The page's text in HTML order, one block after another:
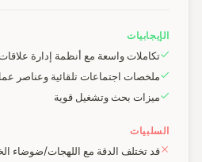
الإيجابيات
تكاملات واسعة مع أنظمة إدارة علاقات
ملخصات اجتماعات تلقائية وعناصر
ميزات بحث وتشغيل قوية
السلبيات
قد تختلف الدقة مع اللهجات/ضوضاء